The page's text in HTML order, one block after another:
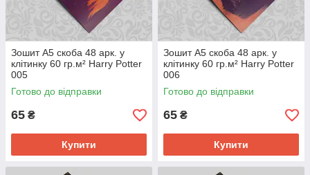
Зошит А5 скоба 48 арк. у
клітинку 60 гр.м² Harry Potter
005
Готово до відправки
65 ₴
Купити
Зошит А5 скоба 48 арк. у
клітинку 60 гр.м² Harry Potter
006
Готово до відправки
65 ₴
Купити